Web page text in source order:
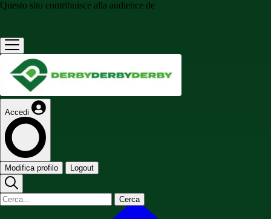
Questo sito contribuisce alla audience de
Accedi
Modifica profilo Logout
Cerca